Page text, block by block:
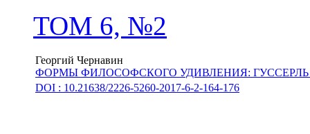
ТОМ 6, №2
Георгий Чернавин
ФОРМЫ ФИЛОСОФСКОГО УДИВЛЕНИЯ:
DOI : 10.21638/2226-5260-2017-6-2-164-176